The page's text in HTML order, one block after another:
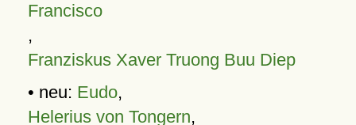
Francisco
,
Franziskus Xaver Truong Buu Diep
• neu: Eudo,
Helerius von Tongern,